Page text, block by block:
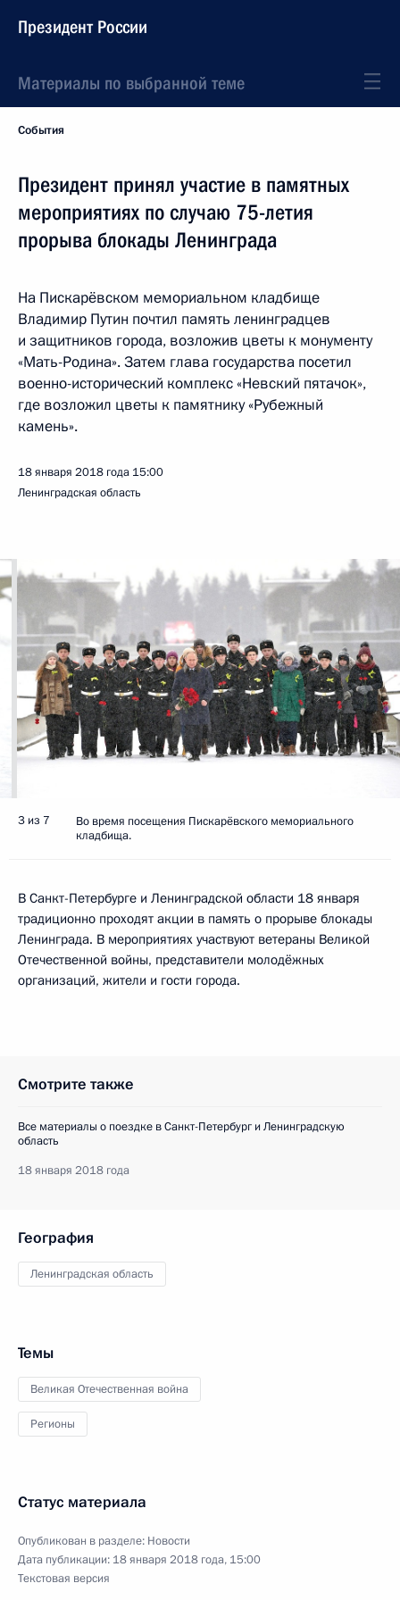
Президент России
Материалы по выбранной теме
События
Президент принял участие в памятных
мероприятиях по случаю 75-летия
прорыва блокады Ленинграда
На Пискарёвском мемориальном кладбище
Владимир Путин почтил память ленинградцев
и защитников города, возложив цветы к монументу
«Мать-Родина». Затем глава государства посетил
военно-исторический комплекс «Невский пятачок»,
где возложил цветы к памятнику «Рубежный
камень».
18 января 2018 года 15:00
Ленинградская область
3 из 7
Во время посещения Пискарёвского мемориального
кладбища.
В Санкт-Петербурге и Ленинградской области 18 января
традиционно проходят акции в память о прорыве блокады
Ленинграда. В мероприятиях участвуют ветераны Великой
Отечественной войны, представители молодёжных
организаций, жители и гости города.
Смотрите также
Все материалы о поездке в Санкт-Петербург и Ленинградскую
область
18 января 2018 года
География
Ленинградская область
Темы
Великая Отечественная война
Регионы
Статус материала
Опубликован в разделе: Новости
Дата публикации: 18 января 2018 года, 15:00
Текстовая версия